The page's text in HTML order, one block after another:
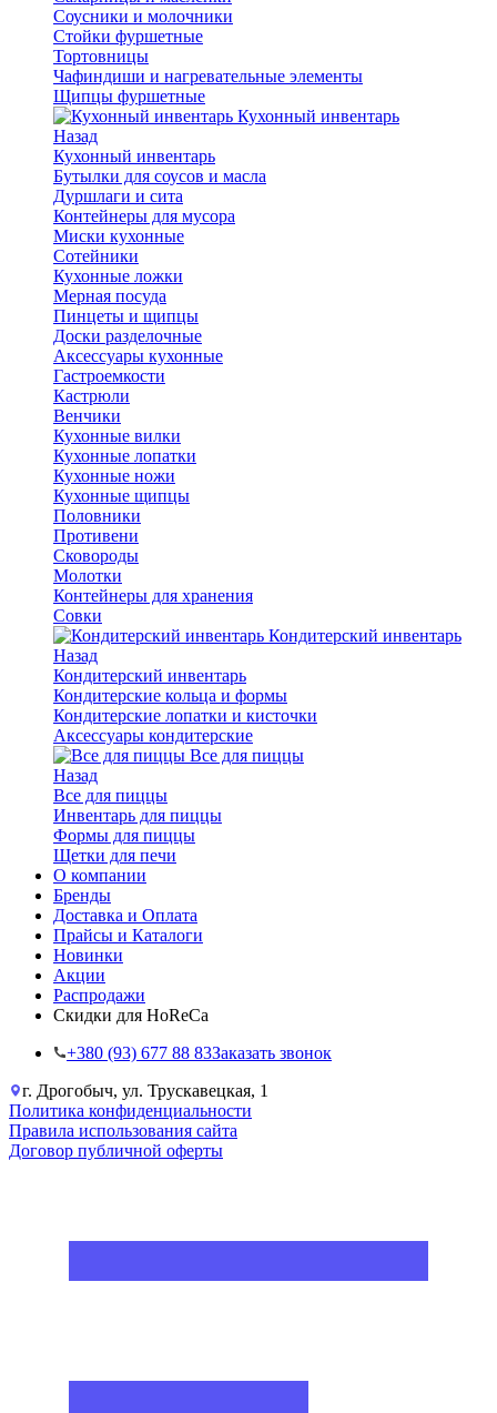
Соусники и молочники
Стойки фуршетные
Тортовницы
Чафиндиши и нагревательные элементы
Щипцы фуршетные
Кухонный инвентарь
Назад
Кухонный инвентарь
Бутылки для соусов и масла
Дуршлаги и сита
Контейнеры для мусора
Миски кухонные
Сотейники
Кухонные ложки
Мерная посуда
Пинцеты и щипцы
Доски разделочные
Аксессуары кухонные
Гастроемкости
Кастрюли
Венчики
Кухонные вилки
Кухонные лопатки
Кухонные ножи
Кухонные щипцы
Половники
Противени
Сковороды
Молотки
Контейнеры для хранения
Совки
Кондитерский инвентарь
Назад
Кондитерский инвентарь
Кондитерские кольца и формы
Кондитерские лопатки и кисточки
Аксессуары кондитерские
Все для пиццы
Назад
Все для пиццы
Инвентарь для пиццы
Формы для пиццы
Щетки для печи
О компании
Бренды
Доставка и Оплата
Прайсы и Каталоги
Новинки
Акции
Распродажи
Скидки для HoReCa
+38‎0 (93) 677 88 83Заказать звонок
г. Дрогобыч, ул. Трускавецкая, 1
Политика конфиденциальности
Правила использования сайта
Договор публичной оферты